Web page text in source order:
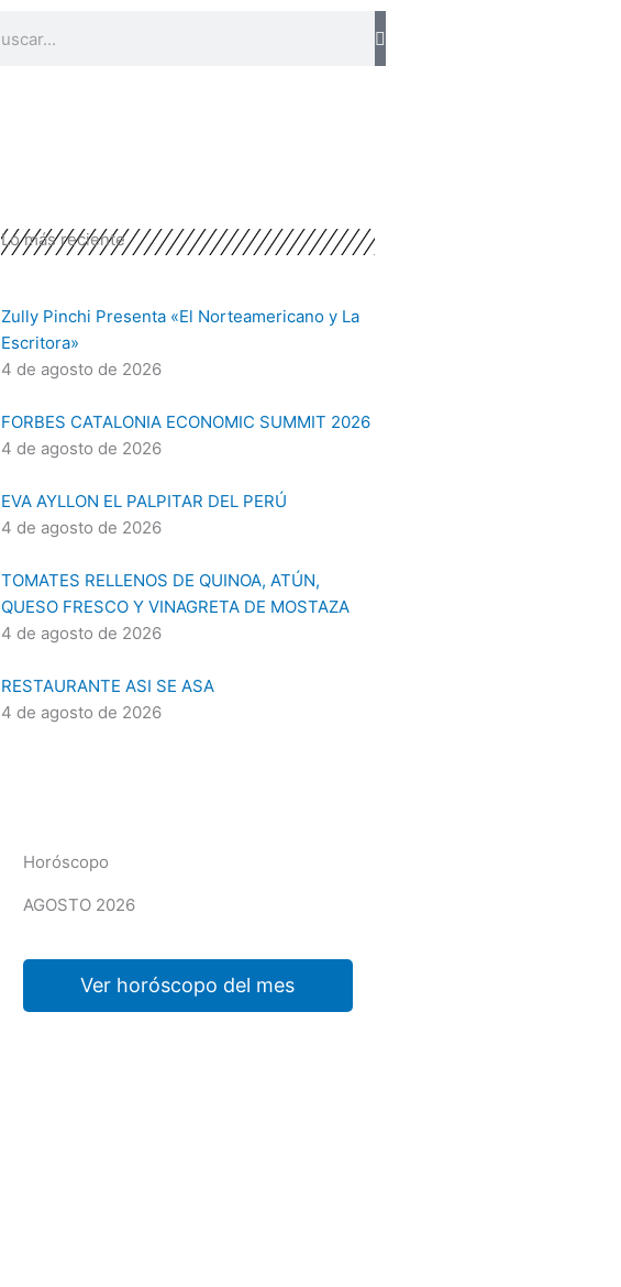
Lo más reciente
Zully Pinchi Presenta «El Norteamericano y La
Escritora»
4 de agosto de 2026
FORBES CATALONIA ECONOMIC SUMMIT 2026
4 de agosto de 2026
EVA AYLLON EL PALPITAR DEL PERÚ
4 de agosto de 2026
TOMATES RELLENOS DE QUINOA, ATÚN,
QUESO FRESCO Y VINAGRETA DE MOSTAZA
4 de agosto de 2026
RESTAURANTE ASI SE ASA
4 de agosto de 2026
Horóscopo
AGOSTO 2026
Ver horóscopo del mes